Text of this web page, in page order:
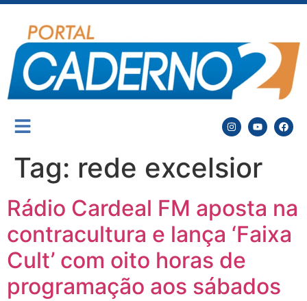
Tag: rede excelsior
Rádio Cardeal FM aposta na
contracultura e lança ‘Faixa
Cult’ com oito horas de
programação aos sábados